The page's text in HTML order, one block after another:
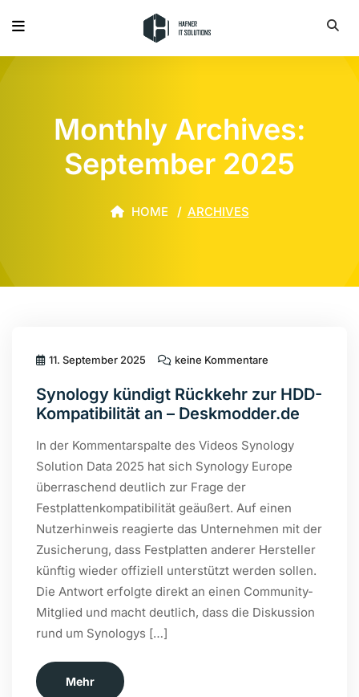
Monthly Archives:
September 2025
HOME ARCHIVES
11. September 2025 keine Kommentare
Synology kündigt Rückkehr zur HDD-
Kompatibilität an – Deskmodder.de
In der Kommentarspalte des Videos Synology
Solution Data 2025 hat sich Synology Europe
überraschend deutlich zur Frage der
Festplattenkompatibilität geäußert. Auf einen
Nutzerhinweis reagierte das Unternehmen mit der
Zusicherung, dass Festplatten anderer Hersteller
künftig wieder offiziell unterstützt werden sollen.
Die Antwort erfolgte direkt an einen Community-
Mitglied und macht deutlich, dass die Diskussion
rund um Synologys […]
Mehr